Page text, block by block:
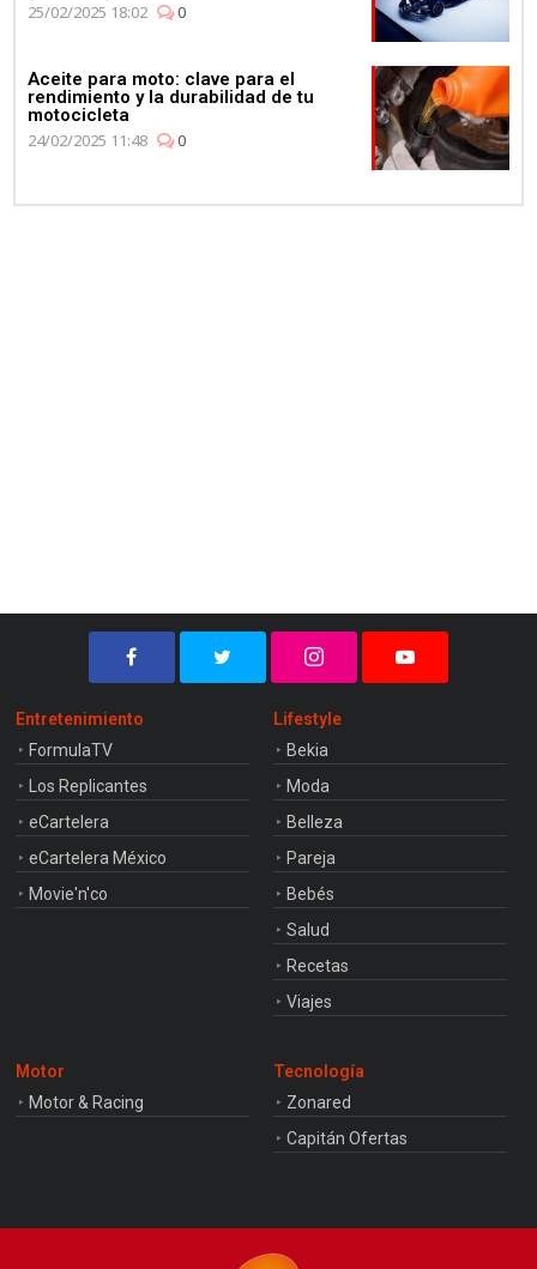
25/02/2025 18:02
0
Aceite para moto: clave para el
rendimiento y la durabilidad de tu
motocicleta
24/02/2025 11:48
0
Entretenimiento
FormulaTV
Los Replicantes
eCartelera
eCartelera México
Movie'n'co
Lifestyle
Bekia
Moda
Belleza
Pareja
Bebés
Salud
Recetas
Viajes
Motor
Motor & Racing
Tecnología
Zonared
Capitán Ofertas